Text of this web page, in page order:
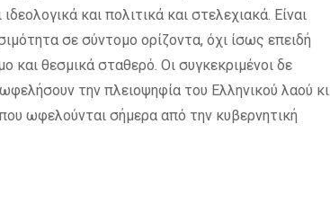
και πολιτικά και στελεχιακά. Είναι
σε σύντομο ορίζοντα, όχι ίσως επειδή
και θεσμικά σταθερό. Οι συγκεκριμένοι δε
την πλειοψηφία του Ελληνικού λαού κι
ωφελούνται σήμερα από την κυβερνητική